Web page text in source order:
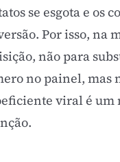
se esgota e os
Por isso, na
não para
no painel, mas
viral é